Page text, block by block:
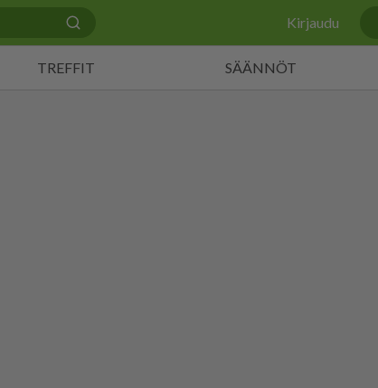
Kirjaudu
TREFFIT SÄÄNNÖT